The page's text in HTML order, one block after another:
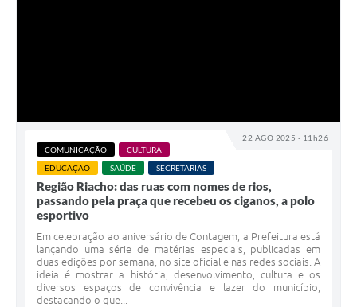
22 AGO 2025 - 11h26
COMUNICAÇÃO
CULTURA
EDUCAÇÃO
SAÚDE SECRETARIAS
Região Riacho: das ruas com nomes de rios,
passando pela praça que recebeu os ciganos, a polo
esportivo
Em celebração ao aniversário de Contagem, a Prefeitura está
lançando uma série de matérias especiais, publicadas em
duas edições por semana, no site oficial e nas redes sociais. A
ideia é mostrar a história, desenvolvimento, cultura e os
diversos espaços de convivência e lazer do município,
destacando o que...